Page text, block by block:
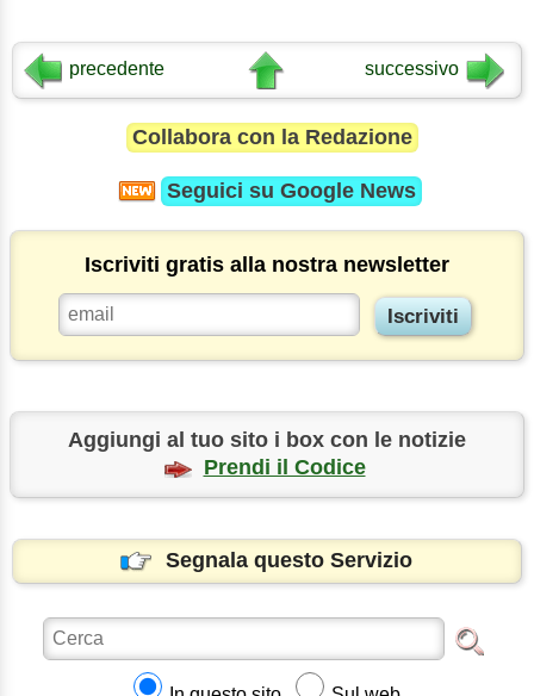
precedente successivo
Collabora con la Redazione
Seguici su Google News
Iscriviti gratis alla nostra newsletter
Aggiungi al tuo sito i box con le notizie
Prendi il Codice
Segnala questo Servizio